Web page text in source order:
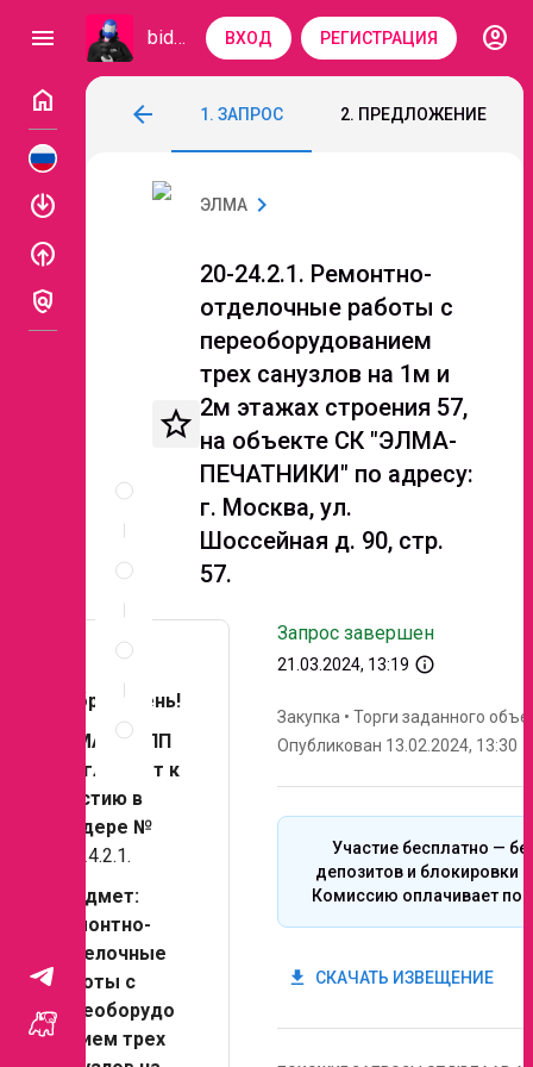
menu bidzaar ВХОД РЕГИСТРАЦИЯ
account_circle
home
enable
enable
policy
arrow_back
20-24.2.1. Ремонтно-отделочные
1. ЗАПРОС 2. ПРЕДЛОЖЕНИЕ
Описание
документы
Спецификация
Неценовые
Правила
проведения
запроса
ЭЛМА chevron_right
star_border
20-24.2.1. Ремонтно-
отделочные работы с
переоборудованием
трех санузлов на 1м и
2м этажах строения 57,
на объекте СК "ЭЛМА-
ПЕЧАТНИКИ" по адресу:
г. Москва, ул.
Шоссейная д. 90, стр.
57.
Добрый день!
ЭЛМА ГРУПП
Приглашает к
участию в
тендере №
20-24.2.1.
Предмет:
Ремонтно-
отделочные
работы с
переоборудо
ванием трех
Запрос завершен
21.03.2024, 13:19 info_outline
Закупка • Торги заданного
Опубликован 13.02.2024, 13:30
Участие бесплатно —
депозитов и блокировки
Комиссию оплачивает
get_app СКАЧАТЬ ИЗВЕЩЕНИЕ